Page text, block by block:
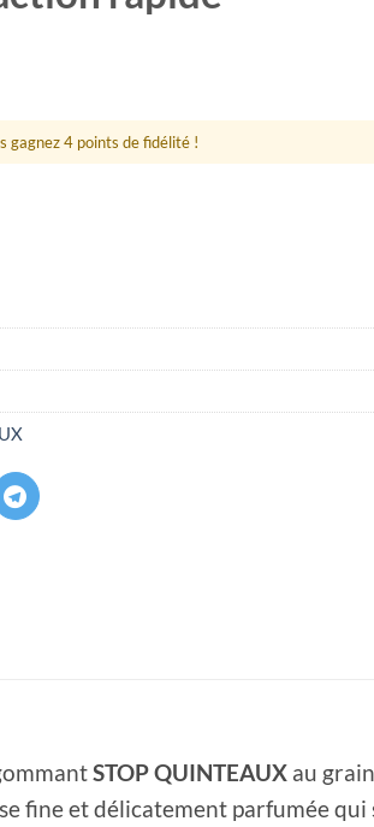
gagnez 4 points de fidélité !
STOP QUINTEAUX au
fine et délicatement parfumée qui